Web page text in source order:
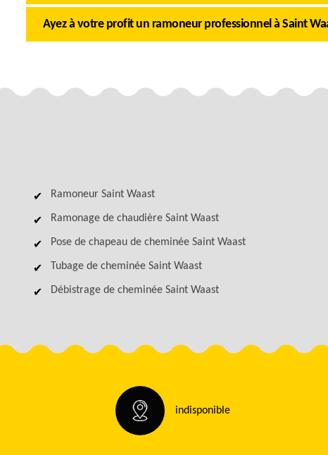
Ayez à votre profit un ramoneur professionnel à Saint
Ramoneur Saint Waast
Ramonage de chaudière Saint Waast
Pose de chapeau de cheminée Saint Waast
Tubage de cheminée Saint Waast
Débistrage de cheminée Saint Waast
indisponible